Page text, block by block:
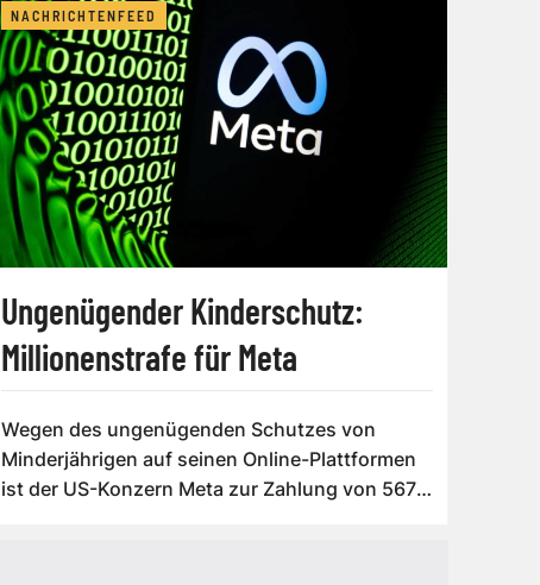
NACHRICHTENFEED
Ungenügender Kinderschutz:
Millionenstrafe für Meta
Wegen des ungenügenden Schutzes von
Minderjährigen auf seinen Online-Plattformen
ist der US-Konzern Meta zur Zahlung von 567